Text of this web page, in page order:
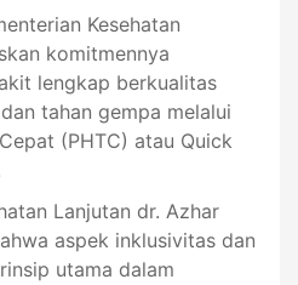
Kesehatan
komitmennya
lengkap berkualitas
tahan gempa melalui
(PHTC) atau Quick
Lanjutan dr. Azhar
aspek inklusivitas dan
utama dalam